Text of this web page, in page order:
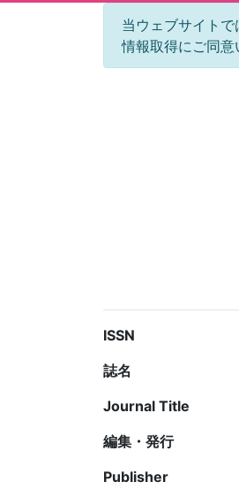
当ウェブサイト
情報取得にご同
ISSN
誌名
Journal Title
編集・発行
Publisher